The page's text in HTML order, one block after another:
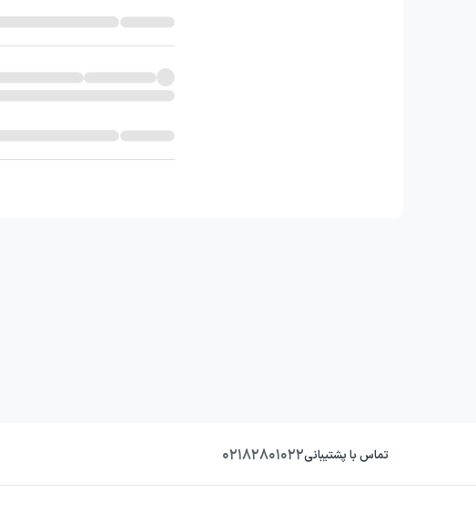
تماس با پشتیبانی۰۲۱۸۲۸۰۱۰۲۲